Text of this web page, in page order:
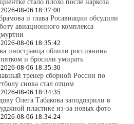
стало плохо после наркоза
2026-08-06 18:37:00
и глава Росавиации обсудили
авиационного комплекса
2026-08-06 18:35:42
иностранца облили россиянина
и бросили умирать
2026-08-06 18:35:30
тренер сборной России по
снова стал отцом
2026-08-06 18:34:35
Олега Табакова заподозрили в
пластике из-за новых фото
2026-08-06 18:34:24